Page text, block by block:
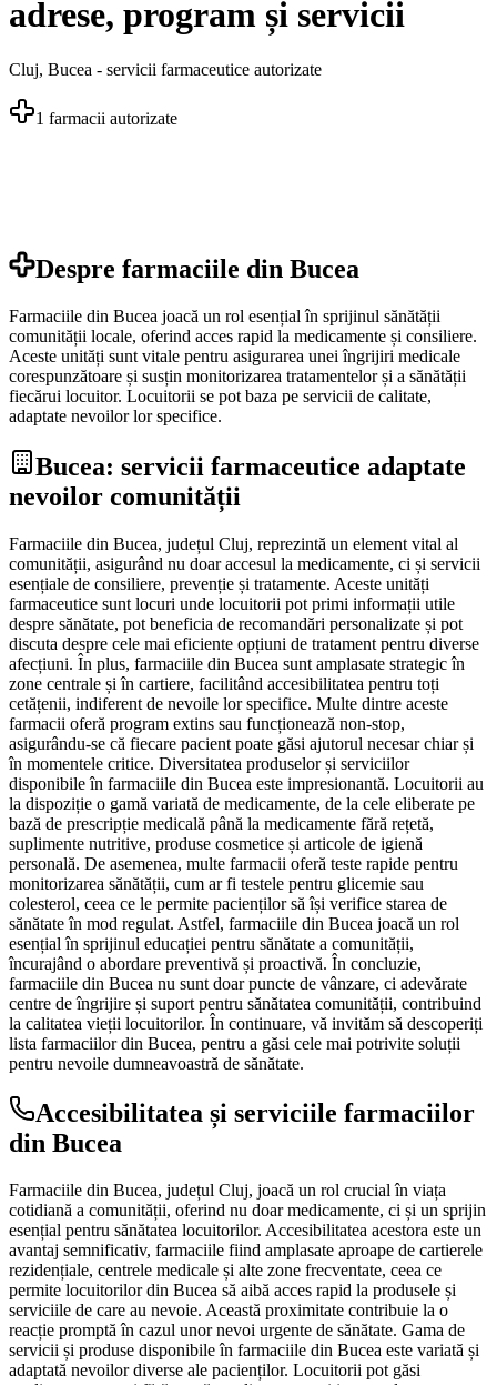
adrese, program și servicii
Cluj, Bucea - servicii farmaceutice autorizate
1 farmacii autorizate
Despre farmaciile din Bucea
Farmaciile din Bucea joacă un rol esențial în sprijinul sănătății
comunității locale, oferind acces rapid la medicamente și consiliere.
Aceste unități sunt vitale pentru asigurarea unei îngrijiri medicale
corespunzătoare și susțin monitorizarea tratamentelor și a sănătății
fiecărui locuitor. Locuitorii se pot baza pe servicii de calitate,
adaptate nevoilor lor specifice.
Bucea: servicii farmaceutice adaptate
nevoilor comunității
Farmaciile din Bucea, județul Cluj, reprezintă un element vital al
comunității, asigurând nu doar accesul la medicamente, ci și servicii
esențiale de consiliere, prevenție și tratamente. Aceste unități
farmaceutice sunt locuri unde locuitorii pot primi informații utile
despre sănătate, pot beneficia de recomandări personalizate și pot
discuta despre cele mai eficiente opțiuni de tratament pentru diverse
afecțiuni. În plus, farmaciile din Bucea sunt amplasate strategic în
zone centrale și în cartiere, facilitând accesibilitatea pentru toți
cetățenii, indiferent de nevoile lor specifice. Multe dintre aceste
farmacii oferă program extins sau funcționează non-stop,
asigurându-se că fiecare pacient poate găsi ajutorul necesar chiar și
în momentele critice. Diversitatea produselor și serviciilor
disponibile în farmaciile din Bucea este impresionantă. Locuitorii au
la dispoziție o gamă variată de medicamente, de la cele eliberate pe
bază de prescripție medicală până la medicamente fără rețetă,
suplimente nutritive, produse cosmetice și articole de igienă
personală. De asemenea, multe farmacii oferă teste rapide pentru
monitorizarea sănătății, cum ar fi testele pentru glicemie sau
colesterol, ceea ce le permite pacienților să își verifice starea de
sănătate în mod regulat. Astfel, farmaciile din Bucea joacă un rol
esențial în sprijinul educației pentru sănătate a comunității,
încurajând o abordare preventivă și proactivă. În concluzie,
farmaciile din Bucea nu sunt doar puncte de vânzare, ci adevărate
centre de îngrijire și suport pentru sănătatea comunității, contribuind
la calitatea vieții locuitorilor. În continuare, vă invităm să descoperiți
lista farmaciilor din Bucea, pentru a găsi cele mai potrivite soluții
pentru nevoile dumneavoastră de sănătate.
Accesibilitatea și serviciile farmaciilor
din Bucea
Farmaciile din Bucea, județul Cluj, joacă un rol crucial în viața
cotidiană a comunității, oferind nu doar medicamente, ci și un sprijin
esențial pentru sănătatea locuitorilor. Accesibilitatea acestora este un
avantaj semnificativ, farmaciile fiind amplasate aproape de cartierele
rezidențiale, centrele medicale și alte zone frecventate, ceea ce
permite locuitorilor din Bucea să aibă acces rapid la produsele și
serviciile de care au nevoie. Această proximitate contribuie la o
reacție promptă în cazul unor nevoi urgente de sănătate. Gama de
servicii și produse disponibile în farmaciile din Bucea este variată și
adaptată nevoilor diverse ale pacienților. Locuitorii pot găsi